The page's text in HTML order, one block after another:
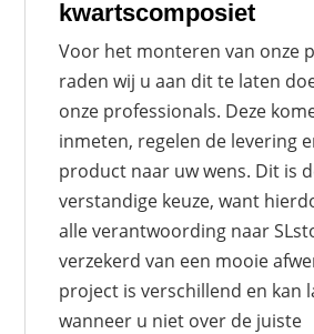
kwartscomposiet
Voor het monteren van onze
raden wij u aan dit te laten
onze professionals. Deze
inmeten, regelen de levering
product naar uw wens. Dit is
verstandige keuze, want
alle verantwoording naar
verzekerd van een mooie
project is verschillend en kan
wanneer u niet over de juiste